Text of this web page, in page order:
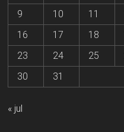
9
10 11
16
17 18
23
24 25
30
31
« jul